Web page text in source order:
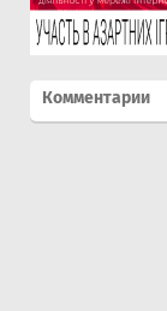
Комментарии